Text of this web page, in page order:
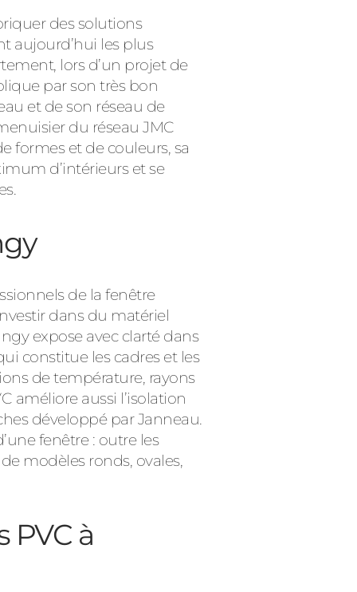
des solutions
aujourd’hui les plus
lors d’un projet de
par son très bon
et de son réseau de
du réseau JMC
formes et de couleurs, sa
d’intérieurs et se
de la fenêtre
dans du matériel
expose avec clarté dans
constitue les cadres et les
de température, rayons
améliore aussi l’isolation
développé par Janneau.
fenêtre : outre les
modèles ronds, ovales,
à